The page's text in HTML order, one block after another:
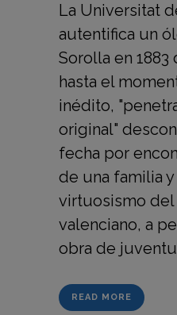
La Universitat
autentifica un
Sorolla en
hasta el
inédito,
original"
fecha por
de una familia
virtuosismo
valenciano, a
obra de
READ MORE